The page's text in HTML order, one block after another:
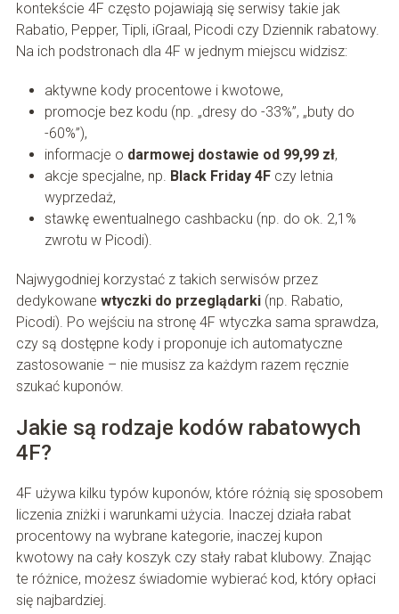
kontekście 4F często pojawiają się serwisy takie jak
Rabatio, Pepper, Tipli, iGraal, Picodi czy Dziennik rabatowy.
Na ich podstronach dla 4F w jednym miejscu widzisz:
aktywne kody procentowe i kwotowe,
promocje bez kodu (np. „dresy do -33%”, „buty do
-60%”),
informacje o darmowej dostawie od 99,99 zł,
akcje specjalne, np. Black Friday 4Fczy letnia
wyprzedaż,
stawkę ewentualnego cashbacku (np. do ok. 2,1%
zwrotu w Picodi).
Najwygodniej korzystać z takich serwisów przez
dedykowane wtyczki do przeglądarki(np. Rabatio,
Picodi). Po wejściu na stronę 4F wtyczka sama sprawdza,
czy są dostępne kody i proponuje ich automatyczne
zastosowanie – nie musisz za każdym razem ręcznie
szukać kuponów.
Jakie są rodzaje kodów rabatowych
4F?
4F używa kilku typów kuponów, które różnią się sposobem
liczenia zniżki i warunkami użycia. Inaczej działa rabat
procentowy na wybrane kategorie, inaczej kupon
kwotowy na cały koszyk czy stały rabat klubowy. Znając
te różnice, możesz świadomie wybierać kod, który opłaci
się najbardziej.